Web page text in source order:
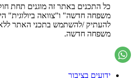
כל התכנים באתר זה מוגנים תחת חוק
משפחה חדשה" ו"צוואה ביולוגית"
להעתיק /להשתמש בתכני האתר ללא
משפחה חדשה.
ידועים בציבור